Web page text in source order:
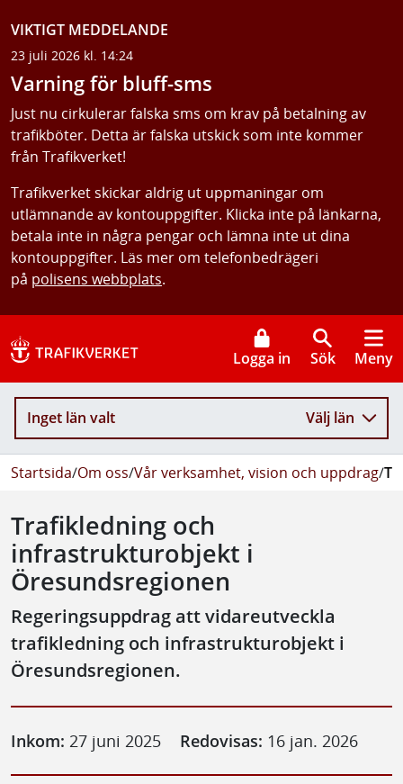
VIKTIGT MEDDELANDE
23 juli 2026 kl. 14:24
Varning för bluff-sms
Just nu cirkulerar falska sms om krav på betalning av
trafikböter. Detta är falska utskick som inte kommer
från Trafikverket!
Trafikverket skickar aldrig ut uppmaningar om
utlämnande av kontouppgifter. Klicka inte på länkarna,
betala inte in några pengar och lämna inte ut dina
kontouppgifter. Läs mer om telefonbedrägeri
på polisens webbplats.
Logga in Sök Meny
Inget län valt Välj län
Startsida/Om oss/Vår verksamhet, vision och uppdrag/
Trafikledning och
infrastrukturobjekt i
Öresundsregionen
Regeringsuppdrag att vidareutveckla
trafikledning och infrastrukturobjekt i
Öresundsregionen.
Inkom: 27 juni 2025 Redovisas: 16 jan. 2026